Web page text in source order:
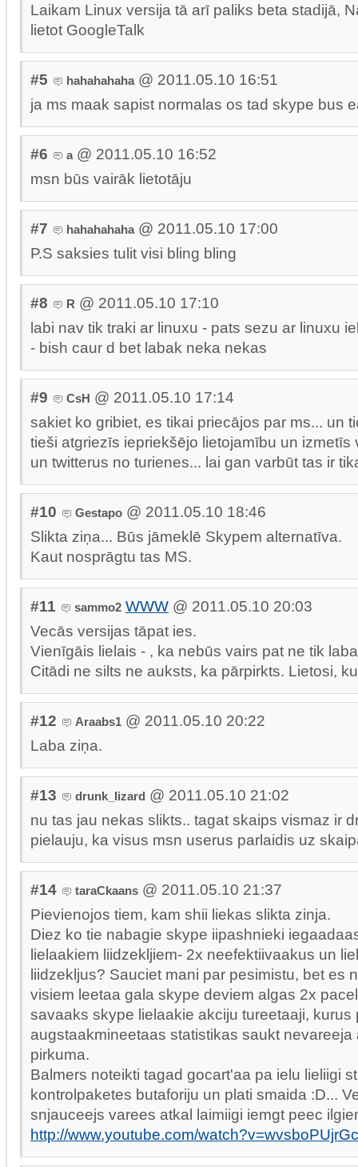
Laikam Linux versija tā arī paliks beta stadijā,
lietot GoogleTalk
#5 hahahahaha @ 2011.05.10 16:51
ja ms maak sapist normalas os tad skype bus
#6 a @ 2011.05.10 16:52
msn būs vairāk lietotāju
#7 hahahahaha @ 2011.05.10 17:00
P.S saksies tulit visi bling bling
#8 R @ 2011.05.10 17:10
labi nav tik traki ar linuxu - pats sezu ar linuxu
- bish caur d bet labak neka nekas
#9 CsH @ 2011.05.10 17:14
sakiet ko gribiet, es tikai priecājos par ms... un
tieši atgriezīs iepriekšējo lietojamību un izmetīs
un twitterus no turienes... lai gan varbūt tas ir
#10 Gestapo @ 2011.05.10 18:46
Slikta ziņa... Būs jāmeklē Skypem alternatīva.
Kaut nosprāgtu tas MS.
#11 sammo2 WWW @ 2011.05.10 20:03
Vecās versijas tāpat ies.
Vienīgāis lielais - , ka nebūs vairs pat ne tik
Citādi ne silts ne auksts, ka pārpirkts. Lietosi,
#12 Araabs1 @ 2011.05.10 20:22
Laba ziņa.
#13 drunk_Iizard @ 2011.05.10 21:02
nu tas jau nekas slikts.. tagat skaips vismaz ir
pielauju, ka visus msn userus parlaidis uz
#14 taraCkaans @ 2011.05.10 21:37
Pievienojos tiem, kam shii liekas slikta zinja.
Diez ko tie nabagie skype iipashnieki
lielaakiem liidzekljiem- 2x neefektiivaakus un
liidzekljus? Sauciet mani par pesimistu, bet es
visiem leetaa gala skype deviem algas 2x
savaaks skype lielaakie akciju tureetaaji, kurus
augstaakmineetaas statistikas saukt nevareeja
pirkuma.
Balmers noteikti tagad gocart'aa pa ielu lieliigi
kontrolpaketes butaforiju un plati smaida :D...
snjauceejs varees atkal laimiigi iemgt peec
http://www.youtube.com/watch?v=wvsboPUjrGc